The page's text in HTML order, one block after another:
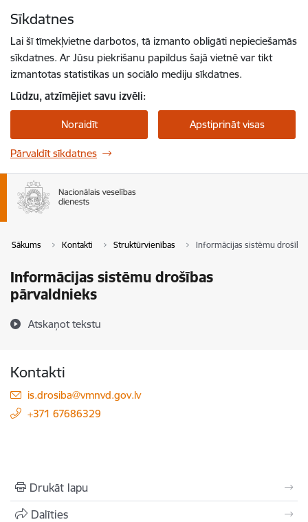
Sīkdatnes
Lai šī tīmekļvietne darbotos, tā izmanto obligāti nepieciešamās
sīkdatnes. Ar Jūsu piekrišanu papildus šajā vietnē var tikt
izmantotas statistikas un sociālo mediju sīkdatnes.
Lūdzu, atzīmējiet savu izvēli:
Noraidīt Apstiprināt visas
Pārvaldīt sīkdatnes
Sākums Kontakti Struktūrvienības Informācijas sistēmu
Informācijas sistēmu drošības
pārvaldnieks
Atskaņot tekstu
Kontakti
E-pasts:
is.drosiba@vmnvd.gov.lv
+371 67686329
Drukāt lapu
Dalīties